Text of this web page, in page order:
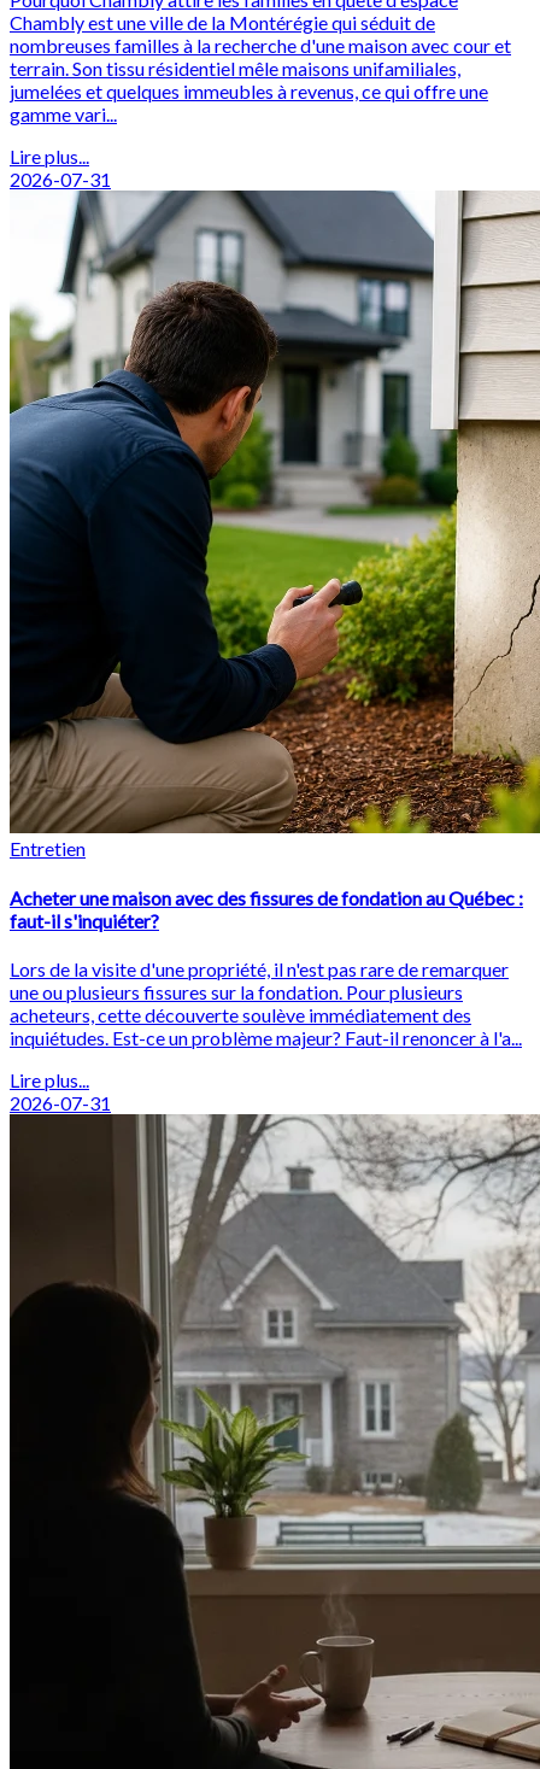
Chambly est une ville de la Montérégie qui séduit de
nombreuses familles à la recherche d'une maison avec cour et
terrain. Son tissu résidentiel mêle maisons unifamiliales,
jumelées et quelques immeubles à revenus, ce qui offre une
gamme vari...
Lire plus...
2026-07-31
Entretien
Acheter une maison avec des fissures de fondation au Québec :
faut-il s'inquiéter?
Lors de la visite d'une propriété, il n'est pas rare de remarquer
une ou plusieurs fissures sur la fondation. Pour plusieurs
acheteurs, cette découverte soulève immédiatement des
inquiétudes. Est-ce un problème majeur? Faut-il renoncer à l'a...
Lire plus...
2026-07-31